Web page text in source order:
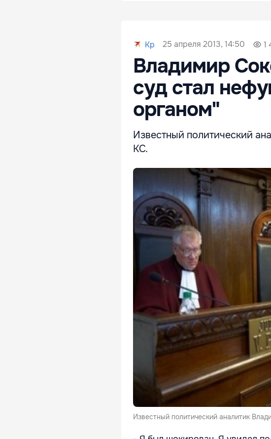
Kp 25 апреля 2013, 14:50 1
Владимир
суд стал
органом"
Известный политический
КС.
Известный политический аналитик